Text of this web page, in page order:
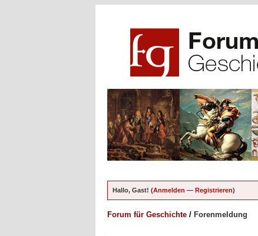
Hallo, Gast! (Anmelden — Registrieren)
Forum für Geschichte / Forenmeldung